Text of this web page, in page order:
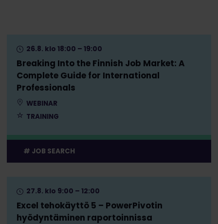
Breaking Into the Finnish Job Market: A
Complete Guide for International
Professionals
26.8. klo 18:00 – 19:00
WEBINAR
TRAINING
JOB SEARCH
Excel tehokäyttö 5 – PowerPivotin
hyödyntäminen raportoinnissa
27.8. klo 9:00 – 12:00